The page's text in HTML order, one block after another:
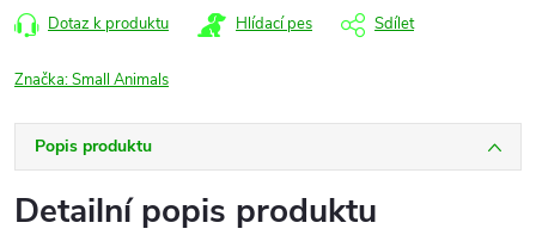
Dotaz k produktu Hlídací pes Sdílet
Značka:Small Animals
Popis produktu
Detailní popis produktu